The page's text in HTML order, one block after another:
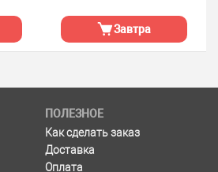
Завтра
ПОЛЕЗНОЕ
Как сделать заказ
Доставка
Оплата